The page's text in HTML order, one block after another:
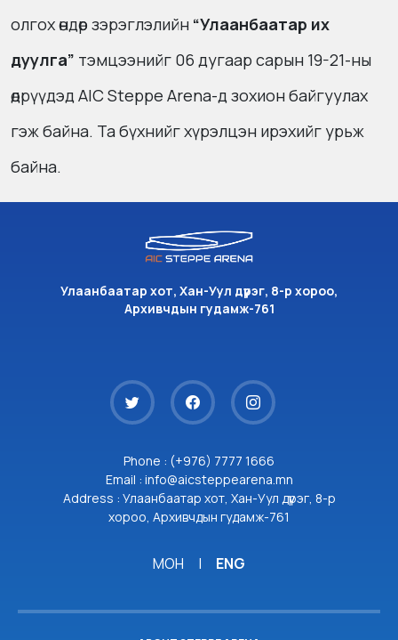
олгох өндөр зэрэглэлийн “Улаанбаатар их
дуулга” тэмцээнийг 06 дугаар сарын 19-21-ны
өдрүүдэд AIC Steppe Arena-д зохион байгуулах
гэж байна. Та бүхнийг хүрэлцэн ирэхийг урьж
байна.
Улаанбаатар хот, Хан-Уул дүүрэг, 8-р хороо,
Архивчдын гудамж-761
Phone : (+976) 7777 1666
Email : info@aicsteppearena.mn
Address : Улаанбаатар хот, Хан-Уул дүүрэг, 8-р
хороо, Архивчдын гудамж-761
МОН | ENG